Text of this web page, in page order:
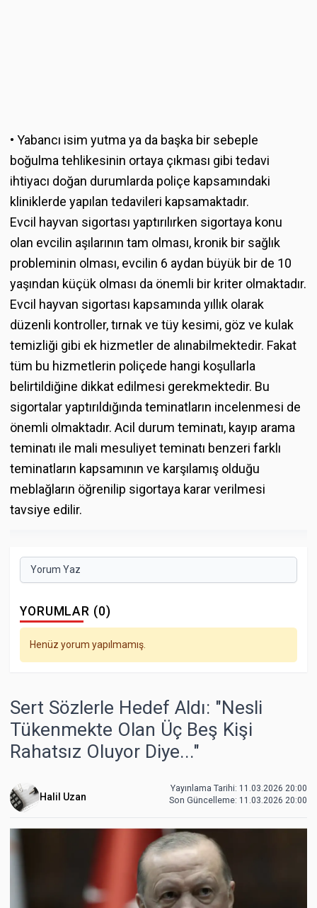
• Yabancı isim yutma ya da başka bir sebeple
boğulma tehlikesinin ortaya çıkması gibi tedavi
ihtiyacı doğan durumlarda poliçe kapsamındaki
kliniklerde yapılan tedavileri kapsamaktadır.
Evcil hayvan sigortası yaptırılırken sigortaya konu
olan evcilin aşılarının tam olması, kronik bir sağlık
probleminin olması, evcilin 6 aydan büyük bir de 10
yaşından küçük olması da önemli bir kriter olmaktadır.
Evcil hayvan sigortası kapsamında yıllık olarak
düzenli kontroller, tırnak ve tüy kesimi, göz ve kulak
temizliği gibi ek hizmetler de alınabilmektedir. Fakat
tüm bu hizmetlerin poliçede hangi koşullarla
belirtildiğine dikkat edilmesi gerekmektedir. Bu
sigortalar yaptırıldığında teminatların incelenmesi de
önemli olmaktadır. Acil durum teminatı, kayıp arama
teminatı ile mali mesuliyet teminatı benzeri farklı
teminatların kapsamının ve karşılamış olduğu
meblağların öğrenilip sigortaya karar verilmesi
tavsiye edilir.
Yorum Yaz
YORUMLAR (0)
Henüz yorum yapılmamış.
Sert Sözlerle Hedef Aldı: "Nesli
Tükenmekte Olan Üç Beş Kişi
Rahatsız Oluyor Diye..."
Halil Uzan
Yayınlama Tarihi: 11.03.2026 20:00
Son Güncelleme: 11.03.2026 20:00